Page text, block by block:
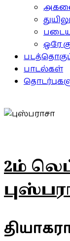
ஒரே
பாடல்கள்
2ம்